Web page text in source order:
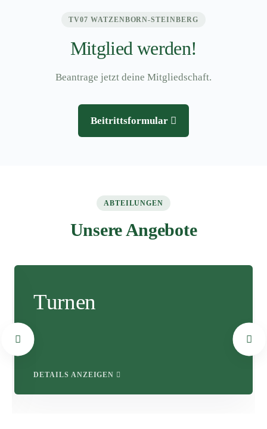
TV07 WATZENBORN-STEINBERG
Mitglied werden!
Beantrage jetzt deine Mitgliedschaft.
Beitrittsformular
ABTEILUNGEN
Unsere Angebote
Turnen
DETAILS ANZEIGEN